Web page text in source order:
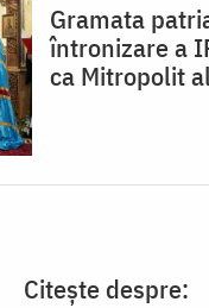
Gramata
întronizare a
ca Mitropolit
Citește despre: